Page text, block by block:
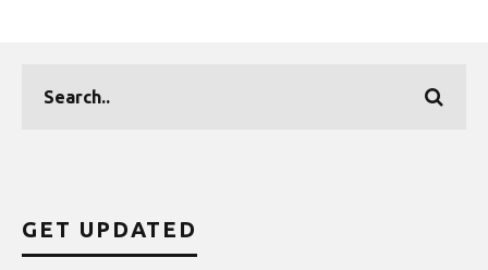
GET UPDATED